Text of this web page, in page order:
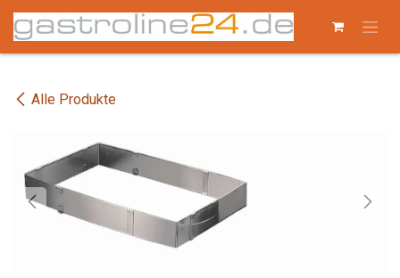
Zum Inhalt springen
Alle Produkte